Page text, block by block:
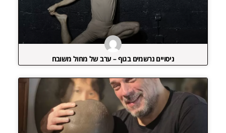
ניסויים נרשמים בגוף – ערב של מחול משובח